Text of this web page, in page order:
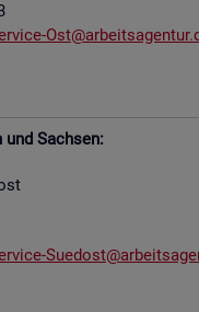
Sach­sen: